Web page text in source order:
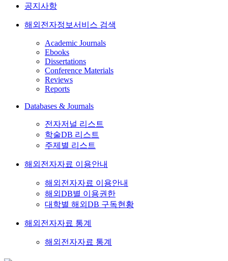
공지사항
해외전자정보서비스 검색
Academic Journals
Ebooks
Dissertations
Conference Materials
Reviews
Reports
Databases & Journals
전자저널 리스트
학술DB 리스트
주제별 리스트
해외전자자료 이용안내
해외전자자료 이용안내
해외DB별 이용권한
대학별 해외DB 구독현황
해외전자자료 통계
해외전자자료 통계